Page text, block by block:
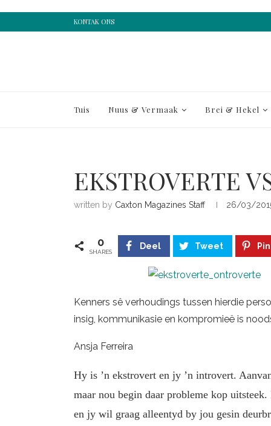
KONTAK ONS
Tuis Nuus & Vermaak Brei & Hekel
EKSTROVERTE
written by Caxton Magazines Staff 26/03/
0
SHARES
Deel Tweet
Kenners sê verhoudings tussen hierdie
insig, kommunikasie en kompromieë is
Ansja Ferreira
Hy is ’n ekstrovert en jy ’n introvert.
maar nou begin daar probleme kop
en jy wil graag alleentyd by jou gesin